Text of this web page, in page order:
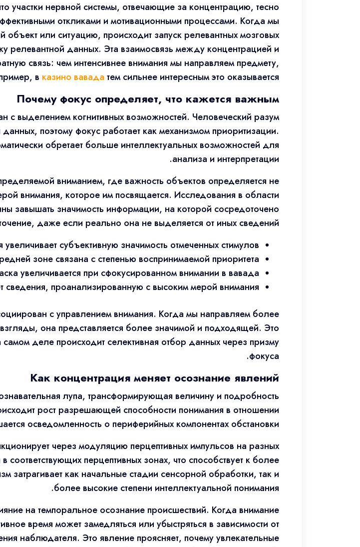
участки нервной системы, отвечающие за концентрацию, тесно
откликами и мотивационными процессами. Когда мы
или ситуацию, происходит запуск релевантных мозговых
релевантной данных. Эта взаимосвязь между концентрацией и
связь: чем интенсивнее внимания мы направляем предмету,
в казино вавада тем сильнее интересным это оказывается.
Почему фокус определяет, что кажется важным
с выделением когнитивных возможностей. Человеческий разум
поэтому фокус работает как механизмом приоритизации.
обретает больше интеллектуальных возможностей для
анализа и интерпретации.
вниманием, где важность объектов определяется не
внимания, которое им посвящается. Исследования в области
завышать значимость информации, на которой сосредоточено
даже если реально она не выделяется от иных сведений.
субъективную значимость отмеченных стимулов
зоне связана с степенью воспринимаемой приоритета
увеличивается при сфокусированном внимании в вавада
сведения, проанализированную с высоким мерой внимания
с управлением внимания. Когда мы направляем более
она представляется более значимой и подходящей. Это
самом деле происходит селективная отбор данных через призму
фокуса.
Как концентрация меняет осознание явлений
лупа, трансформирующая величину и подробность
рост разрешающей способности понимания в отношении
осведомленность о периферийных компонентах обстановки.
через модуляцию перцептивных импульсов на разных
перцептивных зонах, что способствует к более
затрагивает как начальные стадии сенсорной обработки, так и
более высокие степени интеллектуальной понимания.
на темпоральное осознание происшествий. Когда внимание
время может замедляться или убыстряться в зависимости от
наблюдателя. Это явление проясняет, почему увлекательные